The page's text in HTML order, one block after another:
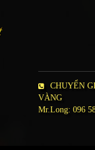
CHUYỂN
VÀNG
Mr.Long: 096